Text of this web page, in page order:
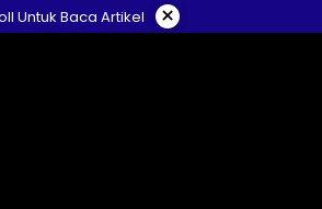
Untuk Baca Artikel ×